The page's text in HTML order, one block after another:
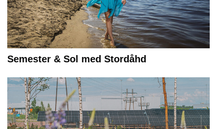
Semester & Sol med Stordåhd